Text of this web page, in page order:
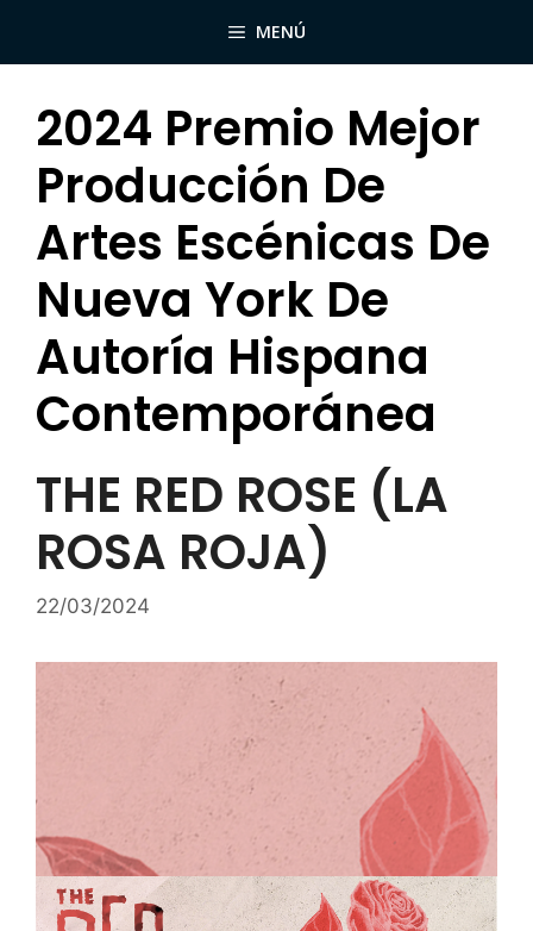
MENÚ
2024 Premio Mejor
Producción De
Artes Escénicas De
Nueva York De
Autoría Hispana
Contemporánea
THE RED ROSE (LA
ROSA ROJA)
22/03/2024